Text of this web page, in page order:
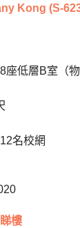
Kong (S-
8座低層B室（物
名校網
樓